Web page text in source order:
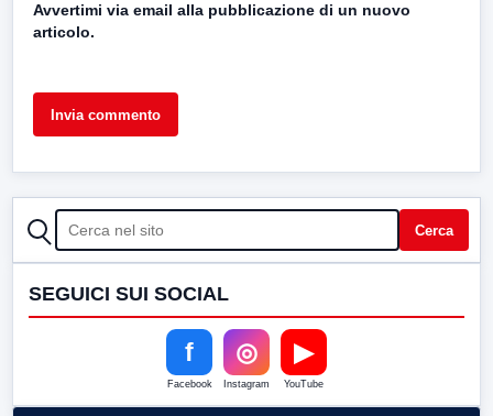
Avvertimi via email alla pubblicazione di un nuovo
articolo.
CERCA Cerca
SEGUICI SUI SOCIAL
f
Facebook
◎
Instagram
▶
YouTube